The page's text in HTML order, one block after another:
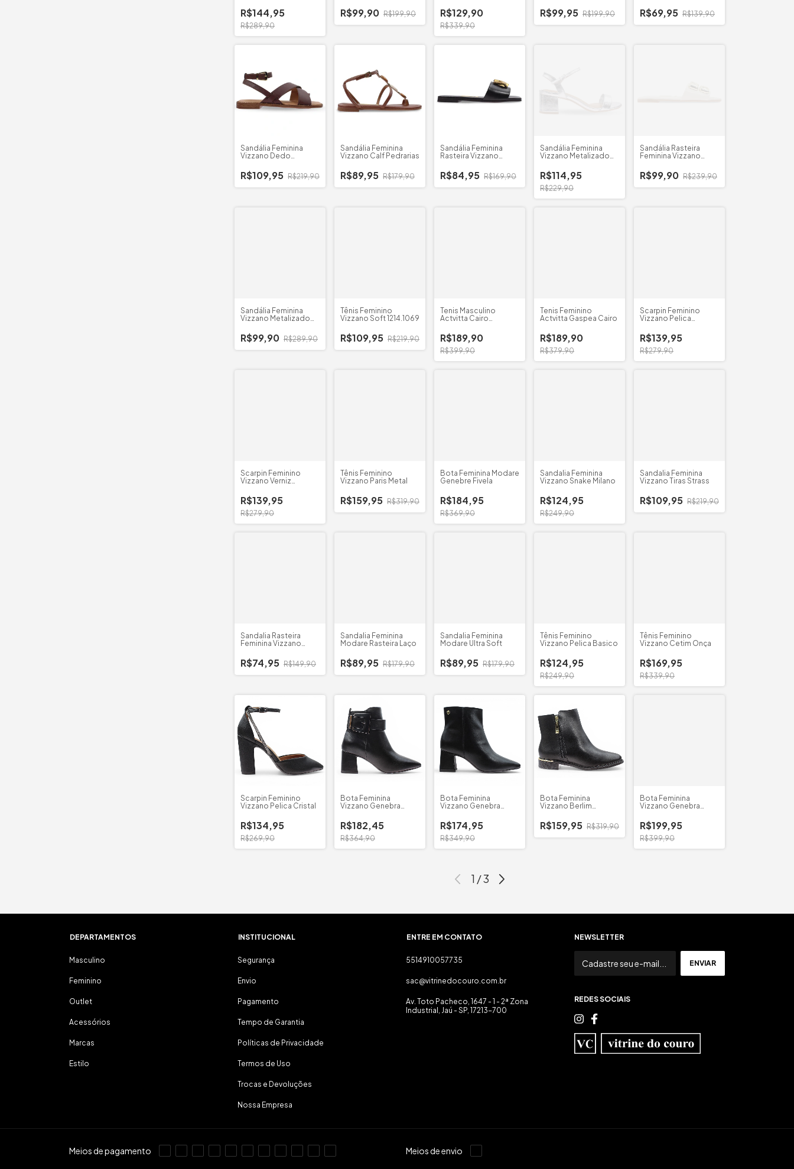
R$144,95
R$289,90
R$99,90 R$199,90 R$129,90
R$339,90
R$99,95 R$199,90 R$69,95 R$139,90
Sandália Feminina
Vizzano Dedo
R$109,95 R$219,90
Sandália Feminina
Vizzano Calf Pedrarias
R$89,95 R$179,90
Sandália Feminina
Rasteira Vizzano
R$84,95 R$169,90
Sandália Feminina
Vizzano Metalizado
R$114,95
R$229,90
Sandália Rasteira
Feminina Vizzano
R$99,90 R$239,90
Sandália Feminina
Vizzano Metalizado
R$99,90 R$289,90
Tênis Feminino
Vizzano Soft 1214.1069
R$109,95 R$219,90
Tenis Masculino
Actvitta Cairo
R$189,90
R$399,90
Tenis Feminino
Actvitta Gaspea Cairo
R$189,90
R$379,90
Scarpin Feminino
Vizzano Pelica
R$139,95
R$279,90
Scarpin Feminino
Vizzano Verniz
R$139,95
R$279,90
Tênis Feminino
Vizzano Paris Metal
R$159,95 R$319,90
Bota Feminina Modare
Genebre Fivela
R$184,95
R$369,90
Sandalia Feminina
Vizzano Snake Milano
R$124,95
R$249,90
Sandalia Feminina
Vizzano Tiras Strass
R$109,95 R$219,90
Sandalia Rasteira
Feminina Vizzano
R$74,95 R$149,90
Sandalia Feminina
Modare Rasteira Laço
R$89,95 R$179,90
Sandalia Feminina
Modare Ultra Soft
R$89,95 R$179,90
Tênis Feminino
Vizzano Pelica Basico
R$124,95
R$249,90
Tênis Feminino
Vizzano Cetim Onça
R$169,95
R$339,90
Scarpin Feminino
Vizzano Pelica Cristal
R$134,95
R$269,90
Bota Feminina
Vizzano Genebra
R$182,45
R$364,90
Bota Feminina
Vizzano Genebra
R$174,95
R$349,90
Bota Feminina
Vizzano Berlim
R$159,95 R$319,90
Bota Feminina
Vizzano Genebra
R$199,95
R$399,90
1 /3
DEPARTAMENTOS
Masculino
Feminino
Outlet
Acessórios
Marcas
Estilo
INSTITUCIONAL
Segurança
Envio
Pagamento
Tempo de Garantia
Políticas de Privacidade
Termos de Uso
Trocas e Devoluções
Nossa Empresa
ENTRE EM CONTATO
5514910057735
sac@vitrinedocouro.com.br
Av. Toto Pacheco, 1647 - 1 - 2ª Zona
Industrial, Jaú - SP, 17213-700
NEWSLETTER
REDES SOCIAIS
Meios de pagamento Meios de envio